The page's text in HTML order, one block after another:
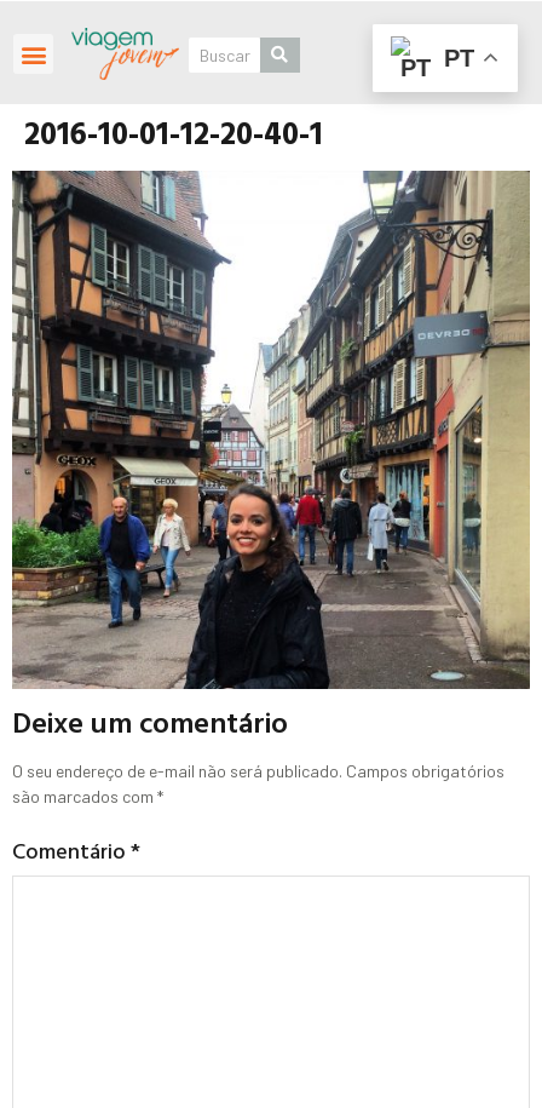
2016-10-01-12-20-40-1
Deixe um comentário
O seu endereço de e-mail não será publicado. Campos obrigatórios
são marcados com *
Comentário*
PT